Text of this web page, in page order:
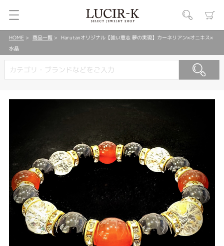
HOME 商品一覧
Harutanオリジナル【強い意志 夢の実現】カーネリアン×オニキス×
水晶